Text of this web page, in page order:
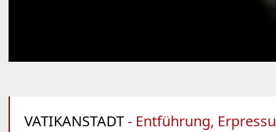
VATIKANSTADT- Entführung,